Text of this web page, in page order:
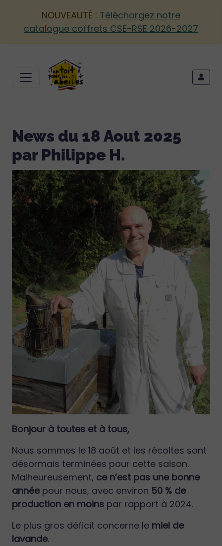
NOUVEAUTÉ : Téléchargez notre
catalogue coffrets CSE-RSE 2026-2027
News du 18 Aout 2025
par Philippe H.
Bonjour à toutes et à tous,
Nous sommes le 18 août et les récoltes sont
désormais terminées pour cette saison.
Malheureusement, ce n’est pas une bonne
annéepour nous, avec environ 50 % de
production en moins par rapport à 2024.
Le plus gros déficit concerne le miel de
lavande.